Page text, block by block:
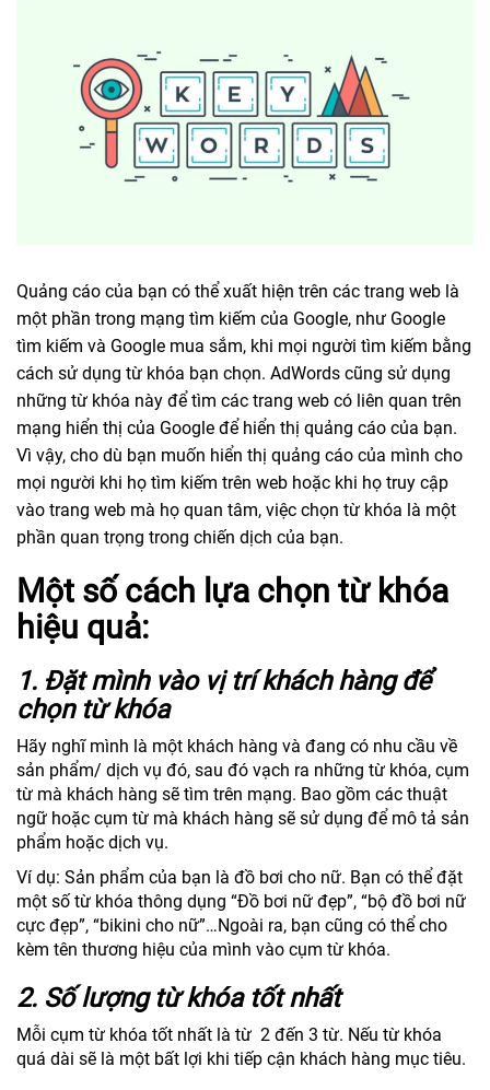
Quảng cáo của bạn có thể xuất hiện trên các trang web là
một phần trong mạng tìm kiếm của Google, như Google
tìm kiếm và Google mua sắm, khi mọi người tìm kiếm bằng
cách sử dụng từ khóa bạn chọn. AdWords cũng sử dụng
những từ khóa này để tìm các trang web có liên quan trên
mạng hiển thị của Google để hiển thị quảng cáo của bạn.
Vì vậy, cho dù bạn muốn hiển thị quảng cáo của mình cho
mọi người khi họ tìm kiếm trên web hoặc khi họ truy cập
vào trang web mà họ quan tâm, việc chọn từ khóa là một
phần quan trọng trong chiến dịch của bạn.
Một số cách lựa chọn từ khóa
hiệu quả:
1. Đặt mình vào vị trí khách hàng để
chọn từ khóa
Hãy nghĩ mình là một khách hàng và đang có nhu cầu về
sản phẩm/ dịch vụ đó, sau đó vạch ra những từ khóa, cụm
từ mà khách hàng sẽ tìm trên mạng. Bao gồm các thuật
ngữ hoặc cụm từ mà khách hàng sẽ sử dụng để mô tả sản
phẩm hoặc dịch vụ.
Ví dụ: Sản phẩm của bạn là đồ bơi cho nữ. Bạn có thể đặt
một số từ khóa thông dụng “Đồ bơi nữ đẹp”, “bộ đồ bơi nữ
cực đẹp”, “bikini cho nữ”…Ngoài ra, bạn cũng có thể cho
kèm tên thương hiệu của mình vào cụm từ khóa.
2. Số lượng từ khóa tốt nhất
Mỗi cụm từ khóa tốt nhất là từ 2 đến 3 từ. Nếu từ khóa
quá dài sẽ là một bất lợi khi tiếp cận khách hàng mục tiêu.